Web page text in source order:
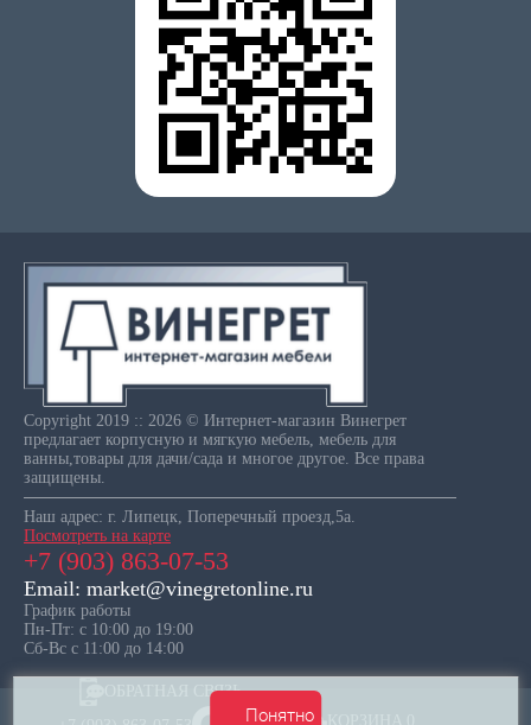
Понятно
Copyright 2019 :: 2026 © Интернет-магазин Винегрет
предлагает корпусную и мягкую мебель, мебель для
ванны,товары для дачи/сада и многое другое. Все права
защищены.
Наш адрес: г. Липецк, Поперечный проезд,5а.
Посмотреть на карте
+7 (903) 863-07-53
Email: market@vinegretonline.ru
График работы
Пн-Пт: с 10:00 до 19:00
Сб-Вс с 11:00 до 14:00
ОБРАТНАЯ СВЯЗЬ